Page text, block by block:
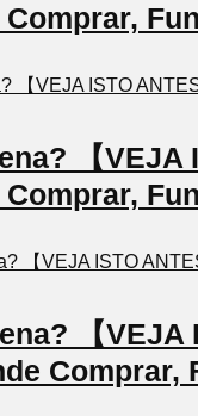
【VEJA
【VEJA
Comprar,